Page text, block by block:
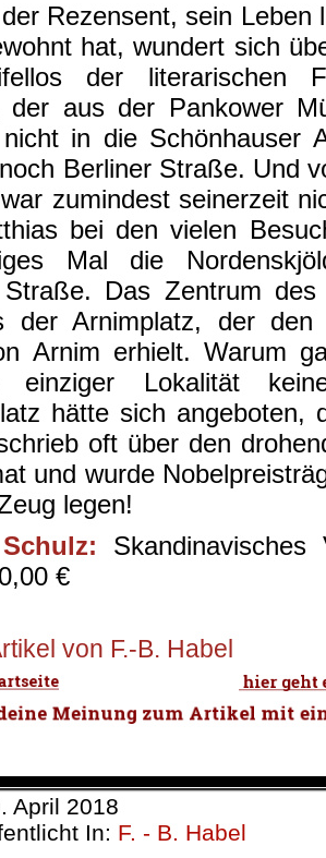
Rezensent, sein Leben
hat, wundert sich
der literarischen
der aus der Pankower
in die Schönhauser
Berliner Straße. Und
zumindest seinerzeit
bei den vielen
Mal die
Das Zentrum
der Arnimplatz, der
Arnim erhielt. Warum
Lokalität
hätte sich angeboten,
oft über den
und wurde
legen!
€
von F.-B. Habel
April 2018
In: F. - B. Habel